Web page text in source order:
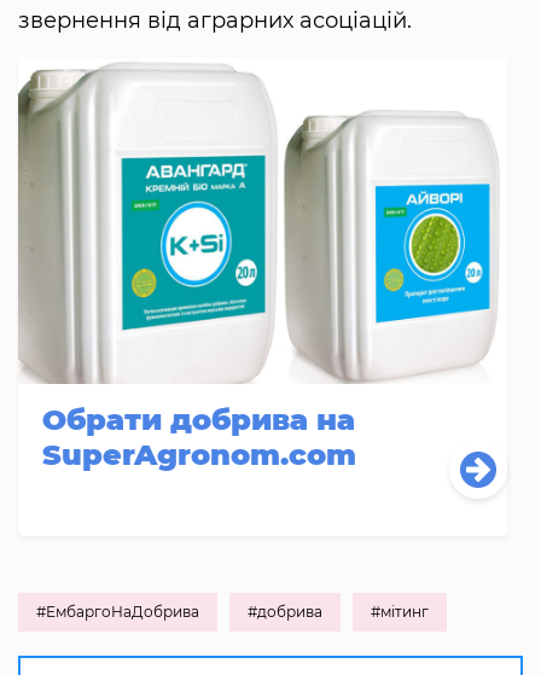
звернення від аграрних асоціацій.
Обрати добрива на
SuperAgronom.com
#ЕмбаргоНаДобрива #добрива #мітинг